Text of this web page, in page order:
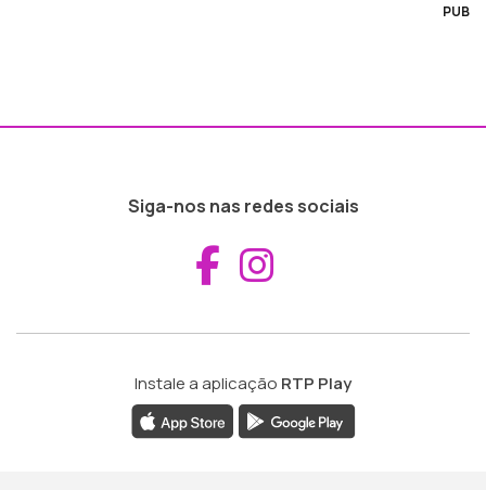
PUB
Siga-nos nas redes sociais
Aceder ao
Instale a aplicação RTP Play